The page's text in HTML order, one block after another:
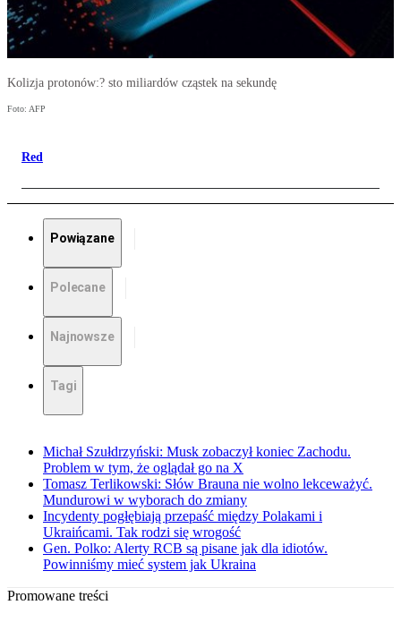
Kolizja protonów:? sto miliardów cząstek na sekundę
Foto: AFP
Red
Powiązane
Polecane
Najnowsze
Tagi
Michał Szułdrzyński: Musk zobaczył koniec Zachodu.
Problem w tym, że oglądał go na X
Tomasz Terlikowski: Słów Brauna nie wolno lekceważyć.
Mundurowi w wyborach do zmiany
Incydenty pogłębiają przepaść między Polakami i
Ukraińcami. Tak rodzi się wrogość
Gen. Polko: Alerty RCB są pisane jak dla idiotów.
Powinniśmy mieć system jak Ukraina
Promowane treści